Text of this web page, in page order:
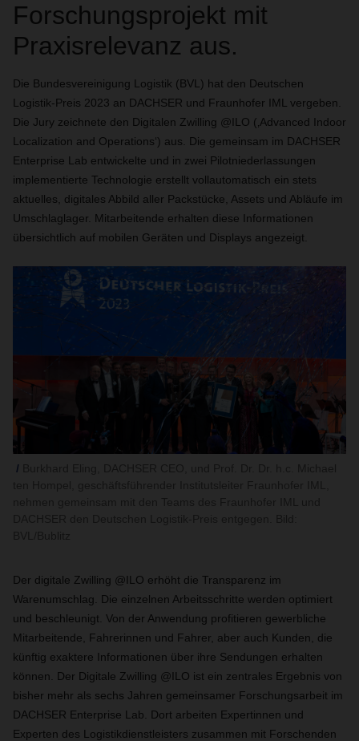
Forschungsprojekt mit
Praxisrelevanz aus.
Die Bundesvereinigung Logistik (BVL) hat den Deutschen
Logistik-Preis 2023 an DACHSER und Fraunhofer IML vergeben.
Die Jury zeichnete den Digitalen Zwilling @ILO (‚Advanced Indoor
Localization and Operations‘) aus. Die gemeinsam im DACHSER
Enterprise Lab entwickelte und in zwei Pilotniederlassungen
implementierte Technologie erstellt vollautomatisch ein stets
aktuelles, digitales Abbild aller Packstücke, Assets und Abläufe im
Umschlaglager. Mitarbeitende erhalten diese Informationen
übersichtlich auf mobilen Geräten und Displays angezeigt.
Der digitale Zwilling @ILO erhöht die Transparenz im
Warenumschlag. Die einzelnen Arbeitsschritte werden optimiert
und beschleunigt. Von der Anwendung profitieren gewerbliche
Mitarbeitende, Fahrerinnen und Fahrer, aber auch Kunden, die
künftig exaktere Informationen über ihre Sendungen erhalten
können. Der Digitale Zwilling @ILO ist ein zentrales Ergebnis von
bisher mehr als sechs Jahren gemeinsamer Forschungsarbeit im
DACHSER Enterprise Lab. Dort arbeiten Expertinnen und
Experten des Logistikdienstleisters zusammen mit Forschenden